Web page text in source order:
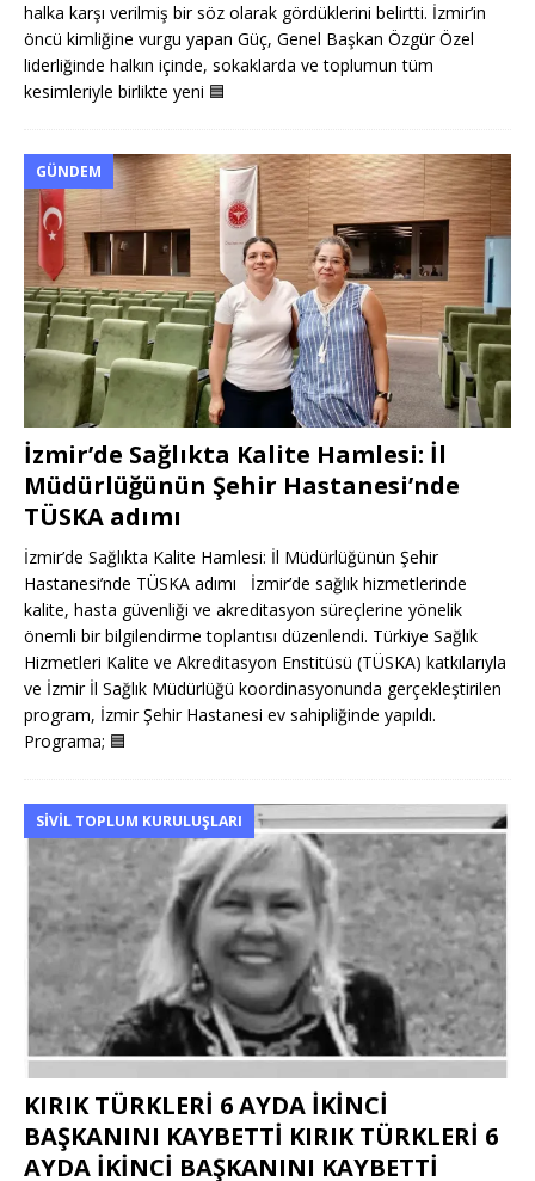
halka karşı verilmiş bir söz olarak gördüklerini belirtti. İzmir’in
öncü kimliğine vurgu yapan Güç, Genel Başkan Özgür Özel
liderliğinde halkın içinde, sokaklarda ve toplumun tüm
kesimleriyle birlikte yeni 🟦
GÜNDEM
İzmir’de Sağlıkta Kalite Hamlesi: İl
Müdürlüğünün Şehir Hastanesi’nde
TÜSKA adımı
İzmir’de Sağlıkta Kalite Hamlesi: İl Müdürlüğünün Şehir
Hastanesi’nde TÜSKA adımı İzmir’de sağlık hizmetlerinde
kalite, hasta güvenliği ve akreditasyon süreçlerine yönelik
önemli bir bilgilendirme toplantısı düzenlendi. Türkiye Sağlık
Hizmetleri Kalite ve Akreditasyon Enstitüsü (TÜSKA) katkılarıyla
ve İzmir İl Sağlık Müdürlüğü koordinasyonunda gerçekleştirilen
program, İzmir Şehir Hastanesi ev sahipliğinde yapıldı.
Programa; 🟦
SIVIL TOPLUM KURULUŞLARI
KIRIK TÜRKLERİ 6 AYDA İKİNCİ
BAŞKANINI KAYBETTİ KIRIK TÜRKLERİ 6
AYDA İKİNCİ BAŞKANINI KAYBETTİ